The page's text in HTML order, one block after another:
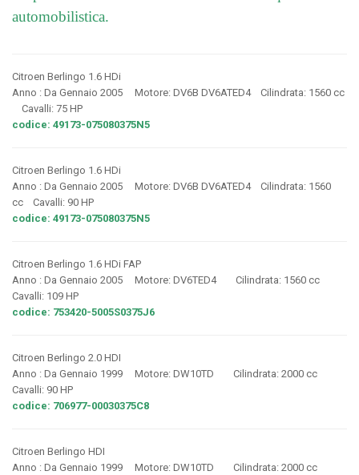
automobilistica.
Citroen Berlingo 1.6 HDi
Anno : Da Gennaio 2005 Motore: DV6B DV6ATED4 Cilindrata: 1560 cc
Cavalli: 75 HP
codice: 49173-075080375N5
Citroen Berlingo 1.6 HDi
Anno : Da Gennaio 2005 Motore: DV6B DV6ATED4 Cilindrata: 1560
cc Cavalli: 90 HP
codice: 49173-075080375N5
Citroen Berlingo 1.6 HDi FAP
Anno : Da Gennaio 2005 Motore: DV6TED4 Cilindrata: 1560 cc
Cavalli: 109 HP
codice: 753420-5005S0375J6
Citroen Berlingo 2.0 HDI
Anno : Da Gennaio 1999 Motore: DW10TD Cilindrata: 2000 cc
Cavalli: 90 HP
codice: 706977-00030375C8
Citroen Berlingo HDI
Anno : Da Gennaio 1999 Motore: DW10TD Cilindrata: 2000 cc